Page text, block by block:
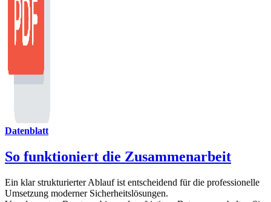
Datenblatt
So funktioniert die Zusammenarbeit
Ein klar strukturierter Ablauf ist entscheidend für die professionelle
Umsetzung moderner Sicherheitslösungen.